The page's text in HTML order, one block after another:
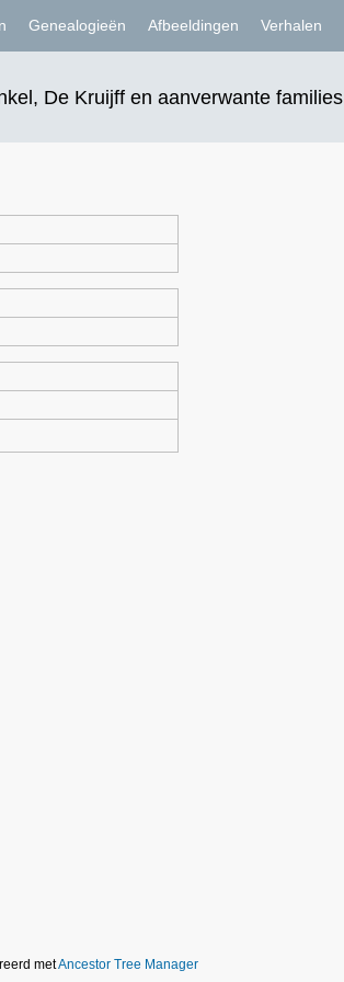
De Kruijff en aanverwante families
Genealogieën Afbeeldingen Verhalen
metAncestor Tree Manager